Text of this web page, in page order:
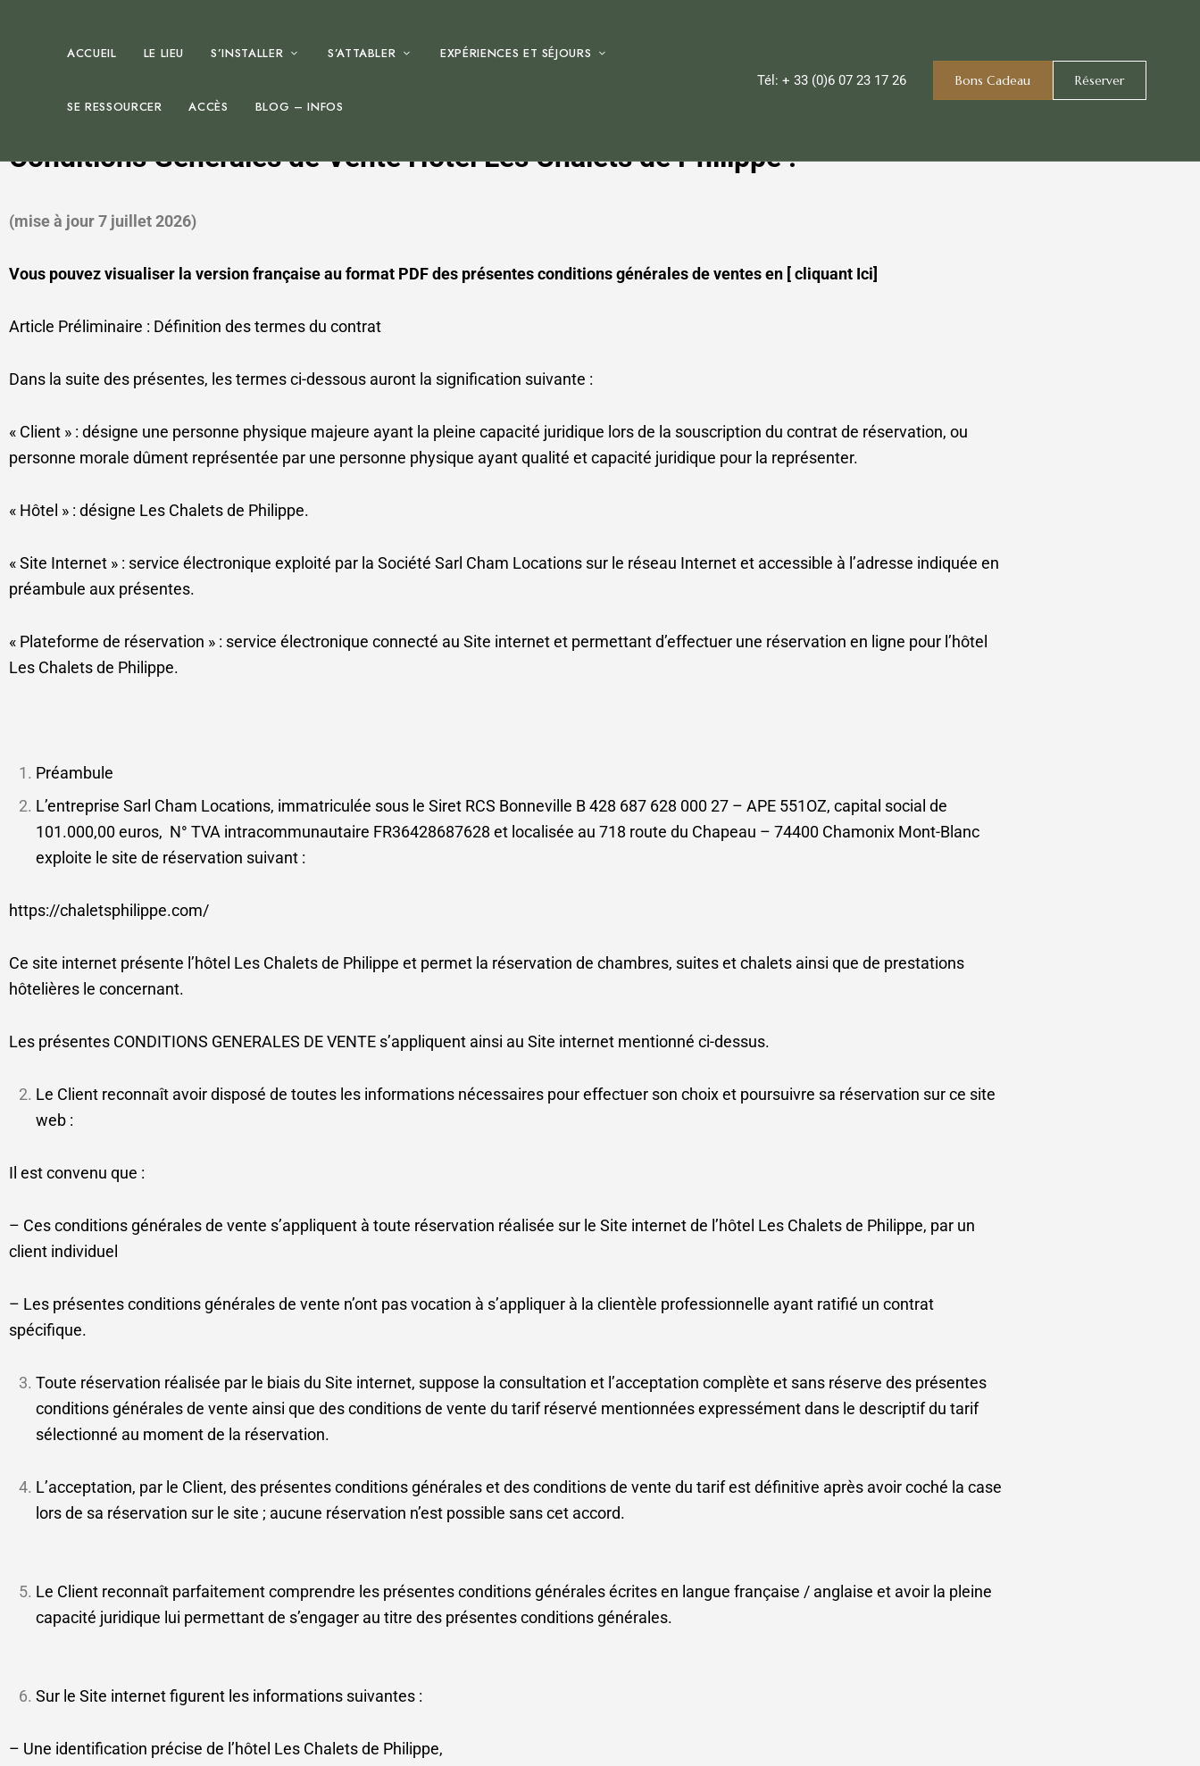
ACCUEIL LE LIEU S’INSTALLER S’ATTABLER EXPÉRIENCES ET SÉJOURS
SE RESSOURCER ACCÈS BLOG – INFOS
Tél: + 33 (0)6 07 23 17 26 Bons Cadeau Réserver
Conditions Générales de Vente Hôtel Les Chalets de Philippe :
(mise à jour 7 juillet 2026)
Vous pouvez visualiser la version française au format PDF des présentes conditions générales de ventes en [cliquant Ici]
Article Préliminaire : Définition des termes du contrat
Dans la suite des présentes, les termes ci-dessous auront la signification suivante :
« Client » : désigne une personne physique majeure ayant la pleine capacité juridique lors de la souscription du contrat de réservation, ou
personne morale dûment représentée par une personne physique ayant qualité et capacité juridique pour la représenter.
« Hôtel » : désigne Les Chalets de Philippe.
« Site Internet » : service électronique exploité par la Société Sarl Cham Locations sur le réseau Internet et accessible à l’adresse indiquée en
préambule aux présentes.
« Plateforme de réservation » : service électronique connecté au Site internet et permettant d’effectuer une réservation en ligne pour l’hôtel
Les Chalets de Philippe.
Préambule
L’entreprise Sarl Cham Locations, immatriculée sous le Siret RCS Bonneville B 428 687 628 000 27 – APE 551OZ, capital social de
101.000,00 euros, N° TVA intracommunautaire FR36428687628 et localisée au 718 route du Chapeau – 74400 Chamonix Mont-Blanc
exploite le site de réservation suivant :
https://chaletsphilippe.com/
Ce site internet présente l’hôtel Les Chalets de Philippe et permet la réservation de chambres, suites et chalets ainsi que de prestations
hôtelières le concernant.
Les présentes CONDITIONS GENERALES DE VENTE s’appliquent ainsi au Site internet mentionné ci-dessus.
Le Client reconnaît avoir disposé de toutes les informations nécessaires pour effectuer son choix et poursuivre sa réservation sur ce site
web :
Il est convenu que :
– Ces conditions générales de vente s’appliquent à toute réservation réalisée sur le Site internetde l’hôtel Les Chalets de Philippe, par un
client individuel
– Les présentes conditions générales de vente n’ont pas vocation à s’appliquer à la clientèle professionnelle ayant ratifié un contrat
spécifique.
Toute réservation réalisée par le biais du Site internet, suppose la consultation et l’acceptation complète et sans réserve des présentes
conditions générales de vente ainsi que des conditions de vente du tarif réservé mentionnées expressément dans le descriptif du tarif
sélectionné au moment de la réservation.
L’acceptation, par le Client, des présentes conditions générales et des conditions de vente du tarif est définitive après avoir coché la case
lors de sa réservation sur le site ; aucune réservation n’est possible sans cet accord.
Le Client reconnaît parfaitement comprendre les présentes conditions générales écrites en langue française / anglaise et avoir la pleine
capacité juridique lui permettant de s’engager au titre des présentes conditions générales.
Sur le Site internet figurent les informations suivantes :
– Une identification précise de l’hôtel Les Chalets de Philippe,